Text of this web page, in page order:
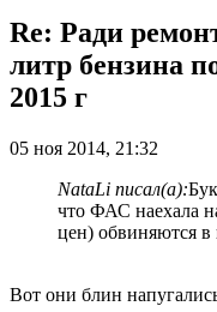
Re: Ради
литр бензина
2015 г
05 ноя 2014, 21:32
NataLi писал(а):
что ФАС наехала
цен) обвиняются
Вот они блин